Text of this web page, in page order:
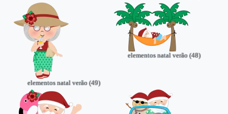
elementos natal verão (49)
elementos natal verão (48)